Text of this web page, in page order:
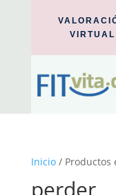
VIRTUAL
Inicio/ Productos
perder